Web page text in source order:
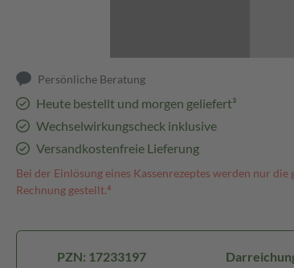
Persönliche Beratung
Heute bestellt und morgen geliefert³
Wechselwirkungscheck inklusive
Versandkostenfreie Lieferung
Bei der Einlösung eines Kassenrezeptes werden nur
Rechnung gestellt.⁴
PZN: 17233197